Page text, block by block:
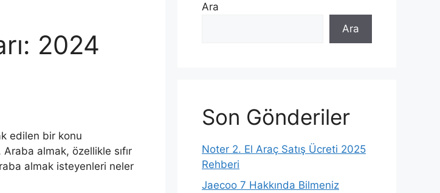
2024
edilen bir konu
almak, özellikle sıfır
almak isteyenleri neler
Ara
Ara
Son Gönderiler
Noter 2. El Araç Satış Ücreti 2025
Rehberi
Jaecoo 7 Hakkında Bilmeniz